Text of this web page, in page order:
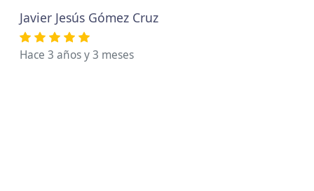
Javier Jesús Gómez Cruz
Hace 3 años y 3 meses